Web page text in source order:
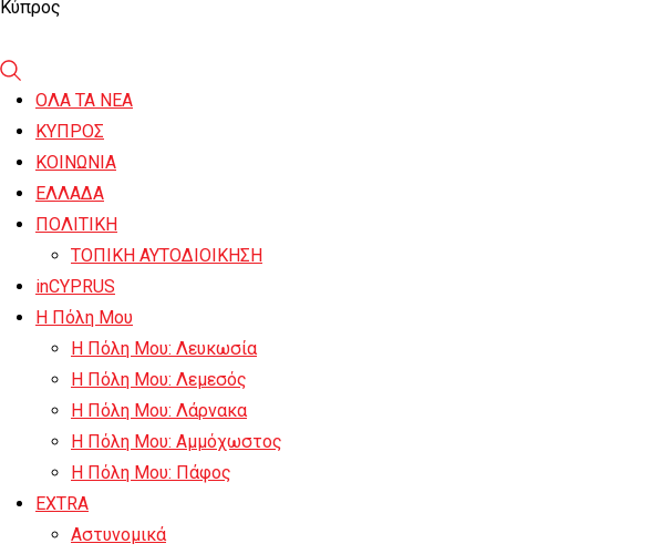
Κύπρος
ΟΛΑ ΤΑ ΝΕΑ
ΚΥΠΡΟΣ
ΚΟΙΝΩΝΙΑ
ΕΛΛΑΔΑ
ΠΟΛΙΤΙΚΗ
ΤΟΠΙΚΗ ΑΥΤΟΔΙΟΙΚΗΣΗ
inCYPRUS
Η Πόλη Μου
Η Πόλη Μου: Λευκωσία
Η Πόλη Μου: Λεμεσός
Η Πόλη Μου: Λάρνακα
Η Πόλη Μου: Αμμόχωστος
Η Πόλη Μου: Πάφος
EXTRA
Αστυνομικά